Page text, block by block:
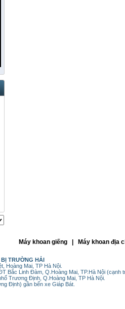
Máy khoan giếng | Máy khoan
BỊ TRƯỜNG HẢI
Hoàng Mai, TP Hà Nội.
Bắc Linh Đàm, Q.Hoàng Mai, TP.Hà Nội (cạnh
Trương Định, Q.Hoàng Mai, TP Hà Nội.
Định) gần bến xe Giáp Bát.